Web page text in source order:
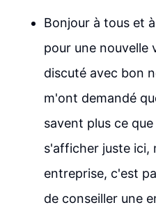
Bonjour à tous et
pour une nouvelle
discuté avec bon
m'ont demandé
savent plus ce
s'afficher juste ici,
entreprise, c'est
de conseiller une